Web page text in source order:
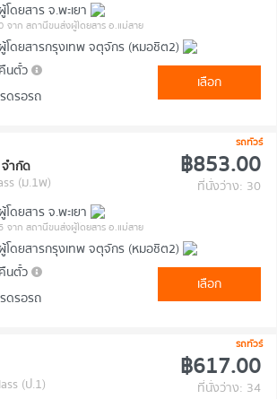
ดยสาร จ.พะเยา
จาก สถานีขนส่งผู้โดยสาร อ.แม่สาย
ดยสารกรุงเทพ จตุจักร (หมอชิต2)
ตั๋ว
ดรอรถ
เลือก
รถทัวร์
ำกัด
(ม.1พ)
฿853.00
ที่นั่งว่าง: 30
ดยสาร จ.พะเยา
จาก สถานีขนส่งผู้โดยสาร อ.แม่สาย
ดยสารกรุงเทพ จตุจักร (หมอชิต2)
ตั๋ว
ดรอรถ
เลือก
รถทัวร์
(ป.1)
฿617.00
ที่นั่งว่าง: 34